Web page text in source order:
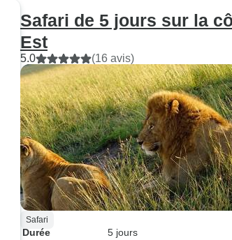
Safari de 5 jours sur la
Est
5.0 (16 avis)
Safari
Durée
5 jours